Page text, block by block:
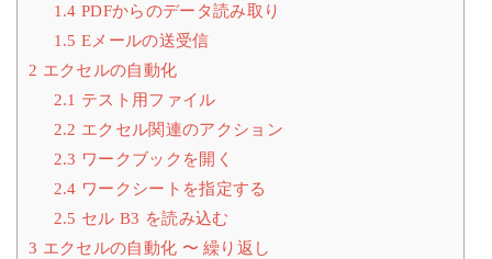
1.4 PDFからのデータ読み取り
1.5 Eメールの送受信
2 エクセルの自動化
2.1 テスト用ファイル
2.2 エクセル関連のアクション
2.3 ワークブックを開く
2.4 ワークシートを指定する
2.5 セル B3 を読み込む
3 エクセルの自動化 〜 繰り返し